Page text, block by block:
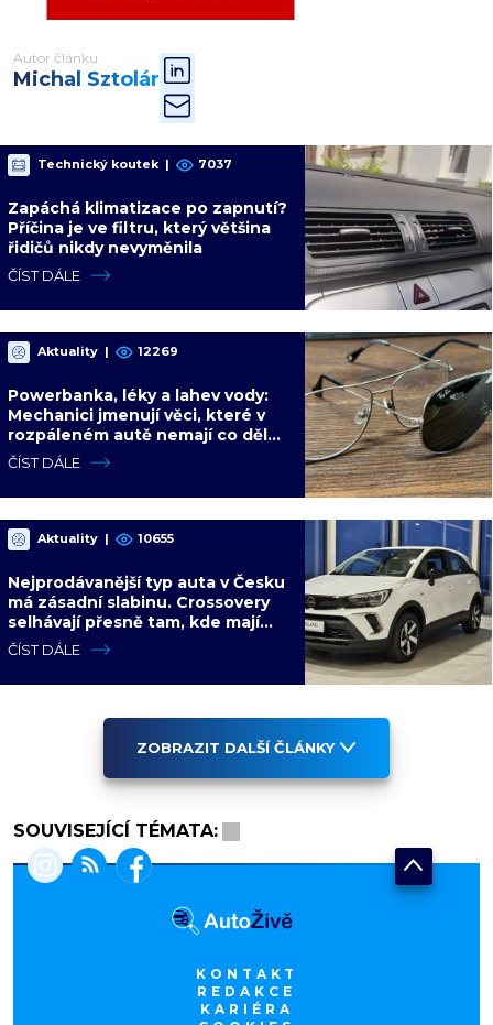
Autor článku
Michal Sztolár
Technický koutek | 7037
Zapáchá klimatizace po zapnutí?
Příčina je ve filtru, který většina
řidičů nikdy nevyměnila
ČÍST DÁLE
Aktuality | 12269
Powerbanka, léky a lahev vody:
Mechanici jmenují věci, které v
rozpáleném autě nemají co dělat.
Hrozí i požár
ČÍST DÁLE
Aktuality | 10655
Nejprodávanější typ auta v Česku
má zásadní slabinu. Crossovery
selhávají přesně tam, kde mají
být nejsilnější
ČÍST DÁLE
ZOBRAZIT DALŠÍ ČLÁNKY
SOUVISEJÍCÍ TÉMATA:
KONTAKT
REDAKCE
KARIÉRA